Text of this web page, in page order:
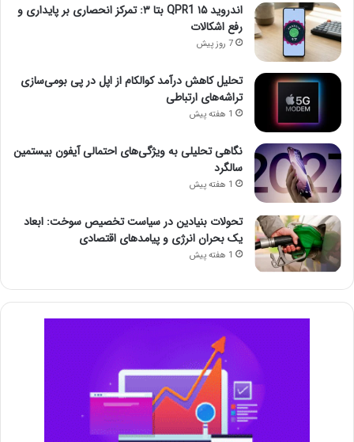
اندروید ۱۵ QPR1 بتا ۳: تمرکز انحصاری بر پایداری و
رفع اشکالات
7 روز پیش
تحلیل کاهش درآمد کوالکام از اپل در پی بومی‌سازی
تراشه‌های ارتباطی
1 هفته پیش
نگاهی تحلیلی به ویژگی‌های احتمالی آیفون بیستمین
سالگرد
1 هفته پیش
تحولات بنیادین در سیاست تخصیص سوخت: ابعاد
یک بحران انرژی و پیامدهای اقتصادی
1 هفته پیش